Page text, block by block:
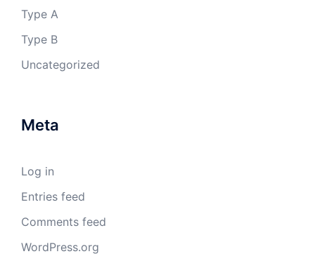
Type A
Type B
Uncategorized
Meta
Log in
Entries feed
Comments feed
WordPress.org